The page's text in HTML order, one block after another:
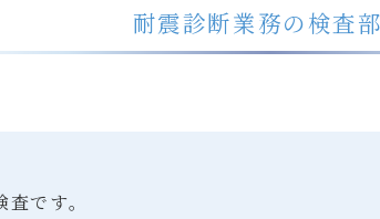
耐震診断業務の検査
です。